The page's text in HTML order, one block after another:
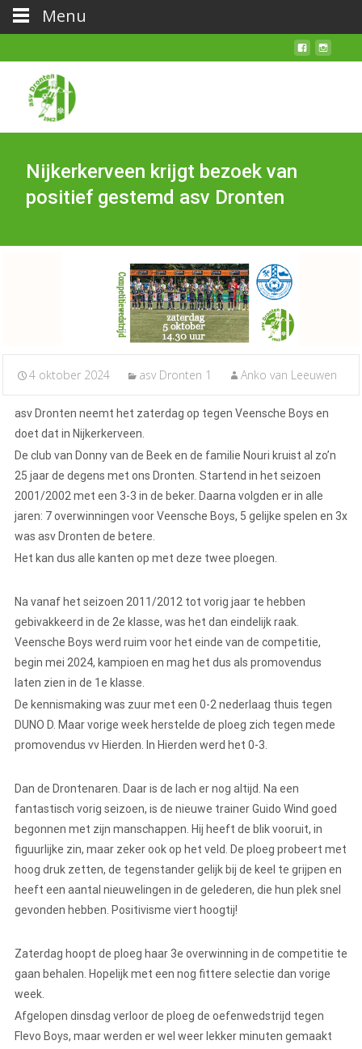
Nijkerkerveen krijgt bezoek van
positief gestemd asv Dronten
4 oktober 2024 asv Dronten 1 Anko van Leeuwen
asv Dronten neemt het zaterdag op tegen Veensche Boys en
doet dat in Nijkerkerveen.
De club van Donny van de Beek en de familie Nouri kruist al zo’n
25 jaar de degens met ons Dronten. Startend in het seizoen
2001/2002 met een 3-3 in de beker. Daarna volgden er in alle
jaren: 7 overwinningen voor Veensche Boys, 5 gelijke spelen en 3x
was asv Dronten de betere.
Het kan dus alle kanten op met deze twee ploegen.
Na vanaf het seizoen 2011/2012 tot vorig jaar te hebben
gebivakkeerd in de 2e klasse, was het dan eindelijk raak.
Veensche Boys werd ruim voor het einde van de competitie,
begin mei 2024, kampioen en mag het dus als promovendus
laten zien in de 1e klasse.
De kennismaking was zuur met een 0-2 nederlaag thuis tegen
DUNO D. Maar vorige week herstelde de ploeg zich tegen mede
promovendus vv Hierden. In Hierden werd het 0-3.
Dan de Drontenaren. Daar is de lach er nog altijd. Na een
fantastisch vorig seizoen, is de nieuwe trainer Guido Wind goed
begonnen met zijn manschappen. Hij heeft de blik vooruit, in
figuurlijke zin, maar zeker ook op het veld. De ploeg probeert met
hoog druk zetten, de tegenstander gelijk bij de keel te grijpen en
heeft een aantal nieuwelingen in de gelederen, die hun plek snel
gevonden hebben. Positivisme viert hoogtij!
Zaterdag hoopt de ploeg haar 3e overwinning in de competitie te
gaan behalen. Hopelijk met een nog fittere selectie dan vorige
week.
Afgelopen dinsdag verloor de ploeg de oefenwedstrijd tegen
Flevo Boys, maar werden er wel weer lekker minuten gemaakt
Menu